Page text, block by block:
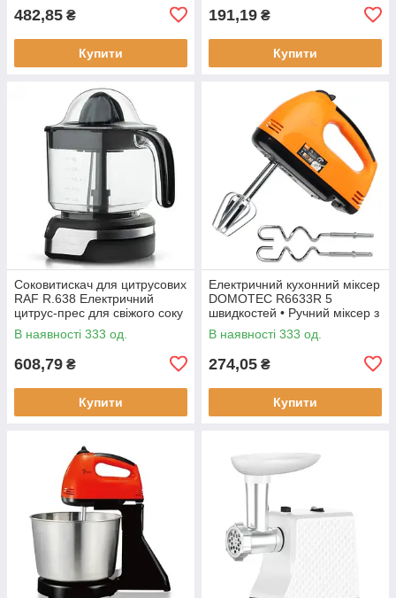
482,85 ₴
Купити
191,19 ₴
Купити
Соковитискач для цитрусових
RAF R.638 Електричний
цитрус-прес для свіжого соку
В наявності 333 од.
608,79 ₴
Купити
Електричний кухонний міксер
DOMOTEC R6633R 5
швидкостей • Ручний міксер з
насадками для збивання та
замішування тіста
В наявності 333 од.
274,05 ₴
Купити